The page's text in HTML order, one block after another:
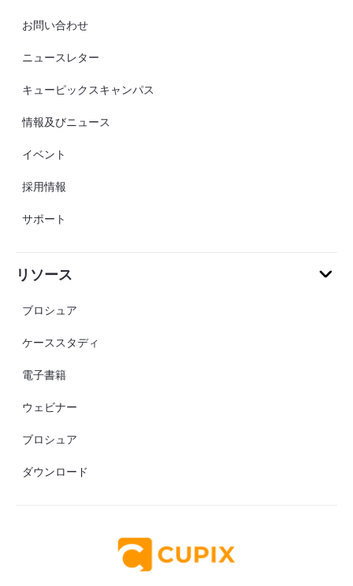
お問い合わせ
ニュースレター
キューピックスキャンパス
情報及びニュース
イベント
採用情報
サポート
リソース
ブロシュア
ケーススタディ
電子書籍
ウェビナー
ブロシュア
ダウンロード